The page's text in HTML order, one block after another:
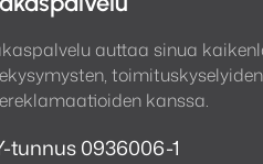
äänen. Lineaarinen
tarjoaa täydellisen
R2 on
auttaa sinua
kanssa.
tunnus 0936006-1